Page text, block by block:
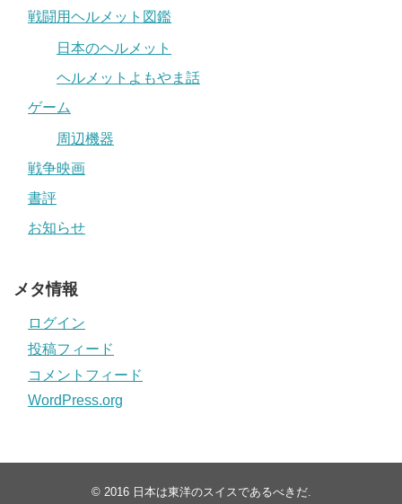
戦闘用ヘルメット図鑑
日本のヘルメット
ヘルメットよもやま話
ゲーム
周辺機器
戦争映画
書評
お知らせ
メタ情報
ログイン
投稿フィード
コメントフィード
WordPress.org
© 2016 日本は東洋のスイスであるべきだ.